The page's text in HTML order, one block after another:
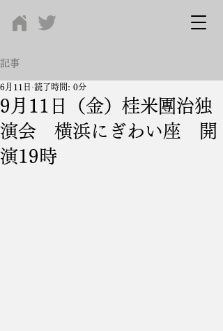
記事
9月11日（金）桂米團治独
演会 横浜にぎわい座 開
演19時
6月11日 読了時間: 0分